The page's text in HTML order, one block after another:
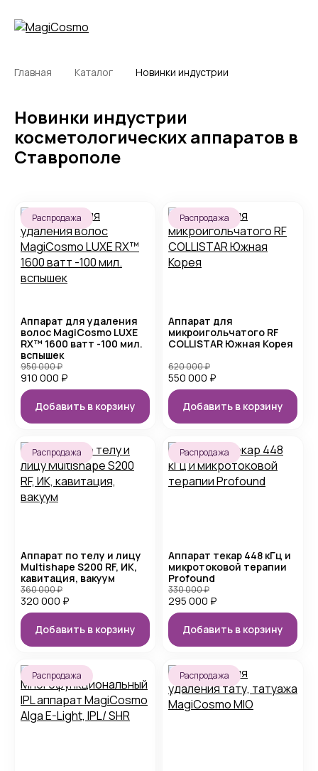
Главная Каталог Новинки индустрии
Новинки индустрии
косметологических аппаратов в
Ставрополе
Распродажа
Аппарат для удаления
волос MagiCosmo LUXE
RX™ 1600 ватт -100 мил.
вспышек
910 000 ₽
950 000₽
Добавить в корзину
Распродажа
Аппарат для
микроигольчатого RF
COLLISTAR Южная Корея
550 000 ₽
620 000₽
Добавить в корзину
Распродажа
Аппарат по телу и лицу
Multishape S200 RF, ИК,
кавитация, вакуум
320 000 ₽
360 000₽
Добавить в корзину
Распродажа
Аппарат текар 448 кГц и
микротоковой терапии
Profound
295 000 ₽
330 000₽
Добавить в корзину
Распродажа Распродажа